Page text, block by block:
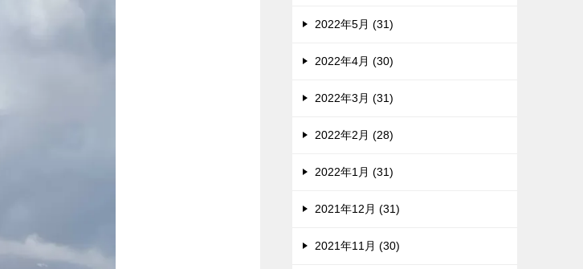
2022年5月 (31)
2022年4月 (30)
2022年3月 (31)
2022年2月 (28)
2022年1月 (31)
2021年12月 (31)
2021年11月 (30)